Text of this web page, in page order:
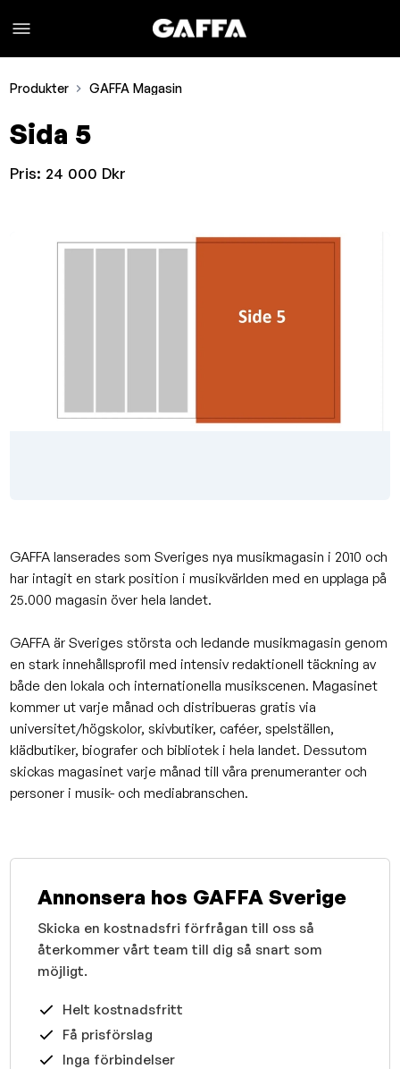
Produkter GAFFA Magasin
Sida 5
Pris: 24 000 Dkr
GAFFA lanserades som Sveriges nya musikmagasin i 2010 och
har intagit en stark position i musikvärlden med en upplaga på
25.000 magasin över hela landet.
GAFFA är Sveriges största och ledande musikmagasin genom
en stark innehållsprofil med intensiv redaktionell täckning av
både den lokala och internationella musikscenen. Magasinet
kommer ut varje månad och distribueras gratis via
universitet/högskolor, skivbutiker, caféer, spelställen,
klädbutiker, biografer och bibliotek i hela landet. Dessutom
skickas magasinet varje månad till våra prenumeranter och
personer i musik- och mediabranschen.
Annonsera hos GAFFA Sverige
Skicka en kostnadsfri förfrågan till oss så
återkommer vårt team till dig så snart som
möjligt.
Helt kostnadsfritt
Få prisförslag
Inga förbindelser